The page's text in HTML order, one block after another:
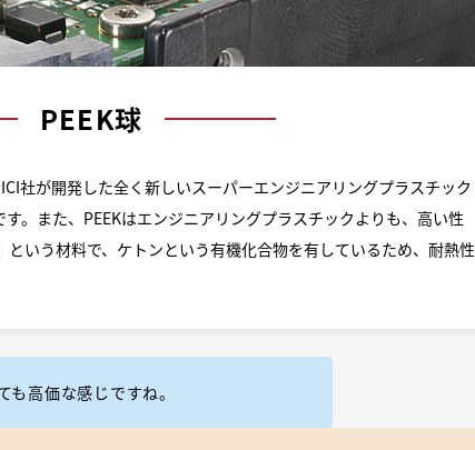
PEEK球
社が開発した全く新しいスーパーエンジニアリングプラスチック
。また、PEEKはエンジニアリングプラスチックよりも、高い性
いう材料で、ケトンという有機化合物を有しているため、耐熱性
高価な感じですね。